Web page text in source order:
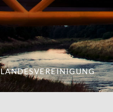
Landesvereinigung